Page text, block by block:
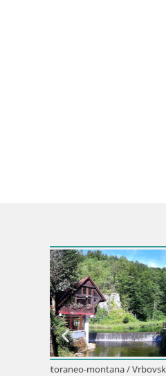
Croazia / Litoraneo-